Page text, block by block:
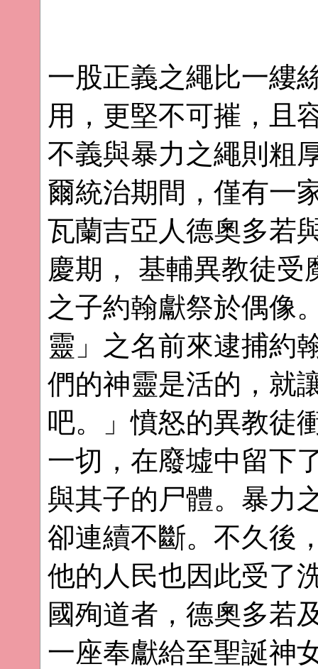
一股正義之繩比一縷
用，更堅不可摧，且
不義與暴力之繩則粗
爾統治期間，僅有一
瓦蘭吉亞人德奧多若
慶期， 基輔異教徒受
之子約翰獻祭於偶像
靈」之名前來逮捕約
們的神靈是活的，就
吧。」憤怒的異教徒
一切，在廢墟中留下
與其子的尸體。暴力
卻連續不斷。不久後
他的人民也因此受了
國殉道者，德奧多若
一座奉獻給至聖誕神